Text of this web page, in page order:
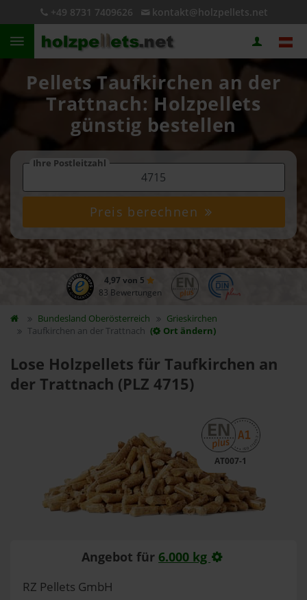
+49 8731 7409626 kontakt@holzpellets.net
Pellets Taufkirchen an der
Trattnach: Holzpellets
günstig bestellen
Ihre Postleitzahl
Preis berechnen
4,97 von 5
83 Bewertungen
Bundesland Oberösterreich
Grieskirchen
Taufkirchen an der Trattnach ( Ort ändern)
Lose Holzpellets für Taufkirchen an
der Trattnach (PLZ 4715)
AT007-1
Angebot für 6.000 kg
RZ Pellets GmbH